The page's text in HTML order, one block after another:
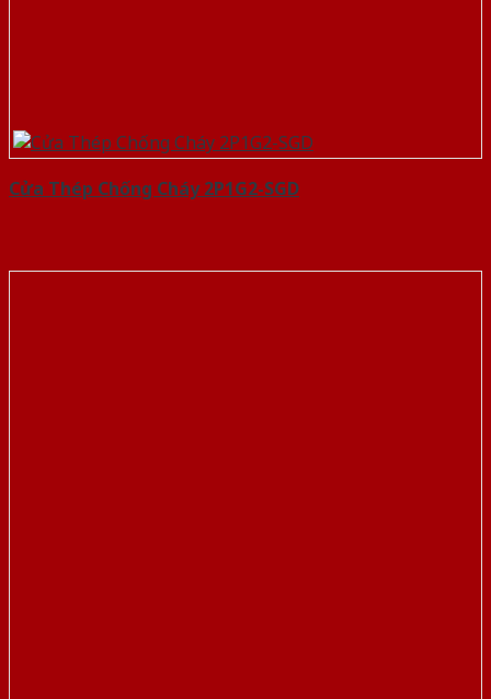
Cửa Thép Chống Cháy 2P1G2-SGD